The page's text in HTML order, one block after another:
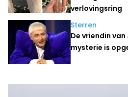
verlovingsring
Sterren
De vriendin
mysterie is
Laatste nieuws